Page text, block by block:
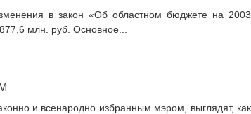
в закон «Об областном бюджете на 2003
млн. руб. Основное...
и всенародно избранным мэром, выглядят, как